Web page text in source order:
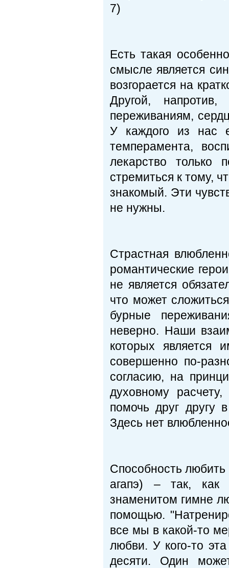
7)
Есть такая
смысле является
возгорается на
Другой,
переживаниям,
У каждого из нас
темперамента,
лекарство только
стремиться к тому,
знакомый. Эти
не нужны.
Страстная
романтические
не является
что может
бурные
неверно. Наши
которых является
совершенно по-
согласию, на
духовному
помочь друг другу
Здесь нет
Способность любить
агапэ) – так, как
знаменитом гимне
помощью.
все мы в какой-то
любви. У кого-то
десяти. Один